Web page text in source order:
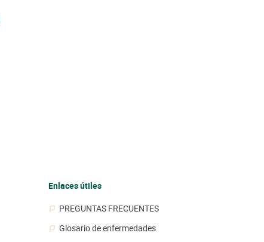
Enlaces útiles
PREGUNTAS FRECUENTES
Glosario de enfermedades